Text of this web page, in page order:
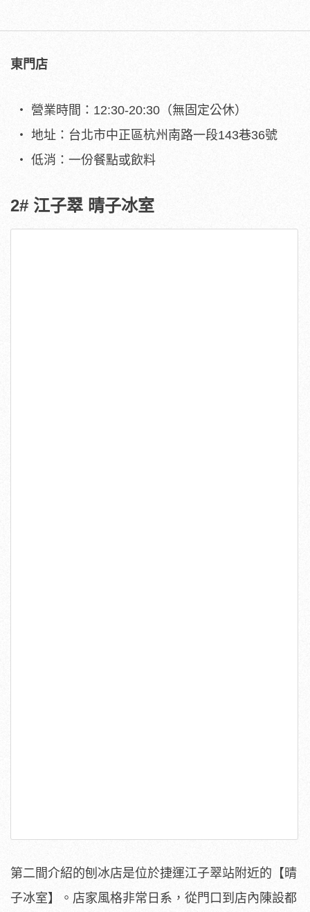
東門店
營業時間：12:30-20:30（無固定公休）
地址：台北市中正區杭州南路一段143巷36號
低消：一份餐點或飲料
2# 江子翠 晴子冰室
第二間介紹的刨冰店是位於捷運江子翠站附近的【晴
子冰室】。店家風格非常日系，從門口到店內陳設都